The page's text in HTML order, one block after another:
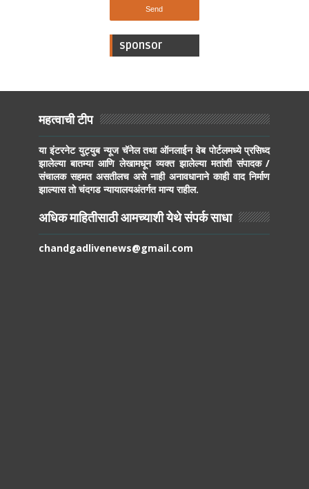
sponsor
महत्वाची टीप
या इंटरनेट युट्युब न्यूज चॅनेल तथा ऑनलाईन वेब पोर्टलमध्ये प्रसिध्द
झालेल्या बातम्या आणि लेखामधून व्यक्त झालेल्या मतांशी संपादक /
संचालक सहमत असतीलच असे नाही अनावधानाने काही वाद निर्माण
झाल्यास तो चंदगड न्यायालयअंतर्गत मान्य राहील.
अधिक माहितीसाठी आमच्याशी येथे संपर्क साधा
chandgadlivenews@gmail.com